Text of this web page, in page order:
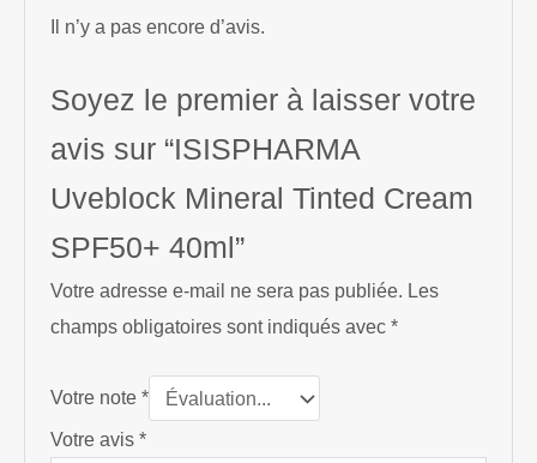
Il n’y a pas encore d’avis.
Soyez le premier à laisser votre
avis sur “ISISPHARMA
Uveblock Mineral Tinted Cream
SPF50+ 40ml”
Votre adresse e-mail ne sera pas publiée. Les
champs obligatoires sont indiqués avec*
Votre note*
Votre avis*